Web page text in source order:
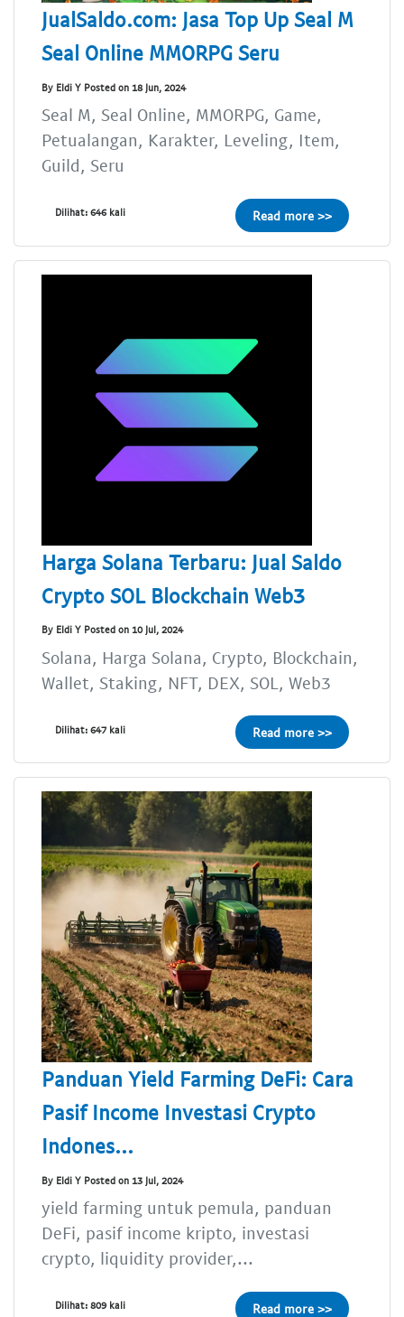
JualSaldo.com: Jasa Top Up Seal M
Seal Online MMORPG Seru
By Eldi Y Posted on 18 Jun, 2024
Seal M, Seal Online, MMORPG, Game,
Petualangan, Karakter, Leveling, Item,
Guild, Seru
Dilihat: 646 kali Read more >>
Harga Solana Terbaru: Jual Saldo
Crypto SOL Blockchain Web3
By Eldi Y Posted on 10 Jul, 2024
Solana, Harga Solana, Crypto, Blockchain,
Wallet, Staking, NFT, DEX, SOL, Web3
Dilihat: 647 kali Read more >>
Panduan Yield Farming DeFi: Cara
Pasif Income Investasi Crypto
Indones...
By Eldi Y Posted on 13 Jul, 2024
yield farming untuk pemula, panduan
DeFi, pasif income kripto, investasi
crypto, liquidity provider,...
Dilihat: 809 kali Read more >>